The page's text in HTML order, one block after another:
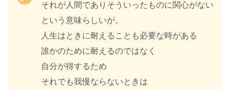
それが人間でありそういったものに関心がない
という意味らしいが。
人生はときに耐えることも必要な時がある
誰かのために耐えるのではなく
自分が得するため
それでも我慢ならないときは